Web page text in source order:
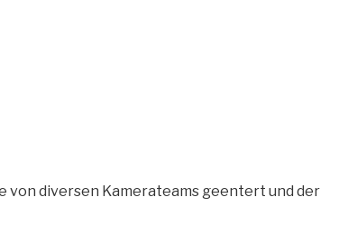
von diversen Kamerateams geentert und der